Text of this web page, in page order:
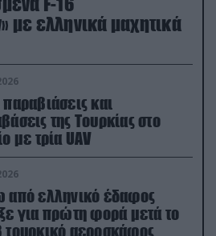
με ελληνικά μαχητικά
και
της Τουρκίας στο
με τρία UAV
από ελληνικό έδαφος
για πρώτη φορά μετά το
τουρκικό αεροσκάφος